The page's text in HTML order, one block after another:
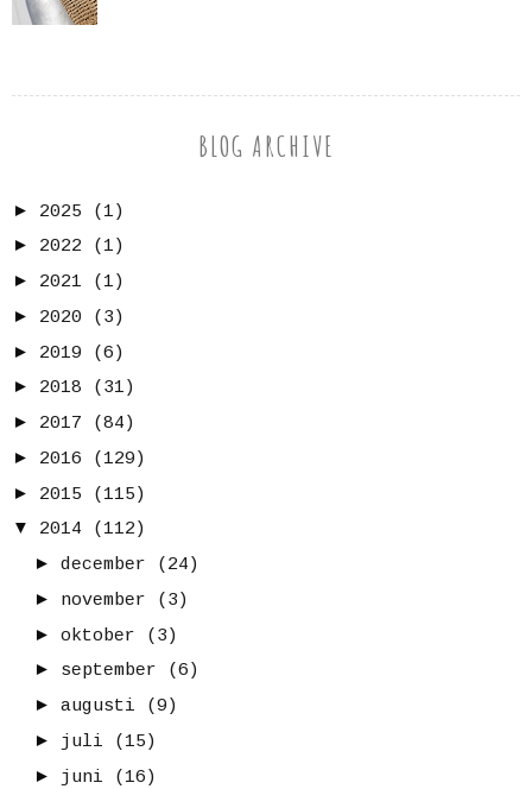
BLOG ARCHIVE
► 2025
(1)
► 2022
(1)
► 2021
(1)
► 2020
(3)
► 2019
(6)
► 2018
(31)
► 2017
(84)
► 2016
(129)
► 2015
(115)
▼
2014
(112)
► december
(24)
► november
(3)
► oktober
(3)
► september
(6)
► augusti
(9)
► juli
(15)
► juni
(16)